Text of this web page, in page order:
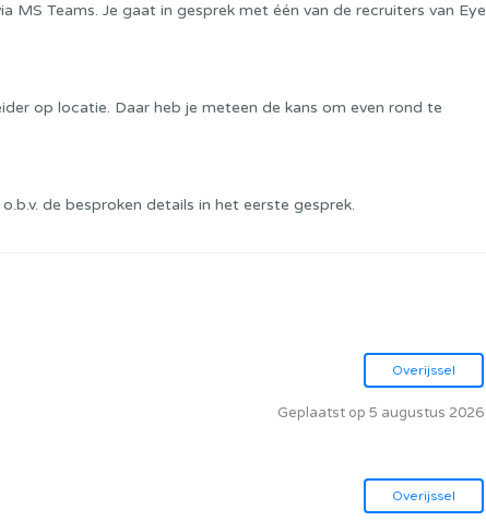
MS Teams. Je gaat in gesprek met één van de recruiters van Eye
op locatie. Daar heb je meteen de kans om even rond te
de besproken details in het eerste gesprek.
Overijssel
Geplaatst op 5 augustus 2026
Overijssel